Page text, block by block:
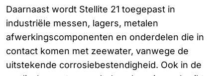
Daarnaast wordt Stellite 21 toegepast in
industriële messen, lagers, metalen
afwerkingscomponenten en onderdelen die in
contact komen met zeewater, vanwege de
uitstekende corrosiebestendigheid. Ook in de